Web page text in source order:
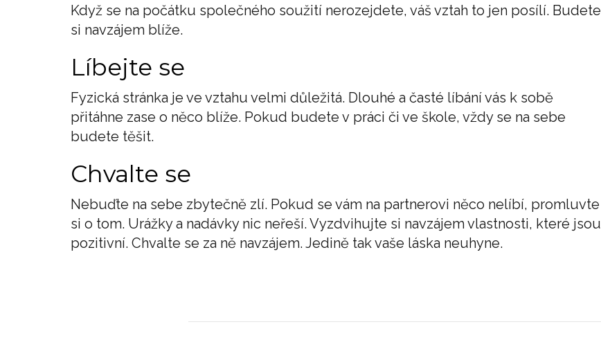
Když se na počátku společného soužití nerozejdete, váš vztah to jen posílí. Budete
si navzájem blíže.
Líbejte se
Fyzická stránka je ve vztahu velmi důležitá. Dlouhé a časté líbání vás k sobě
přitáhne zase o něco blíže. Pokud budete v práci či ve škole, vždy se na sebe
budete těšit.
Chvalte se
Nebuďte na sebe zbytečně zlí. Pokud se vám na partnerovi něco nelíbí, promluvte
si o tom. Urážky a nadávky nic neřeší. Vyzdvihujte si navzájem vlastnosti, které jsou
pozitivní. Chvalte se za ně navzájem. Jedině tak vaše láska neuhyne.